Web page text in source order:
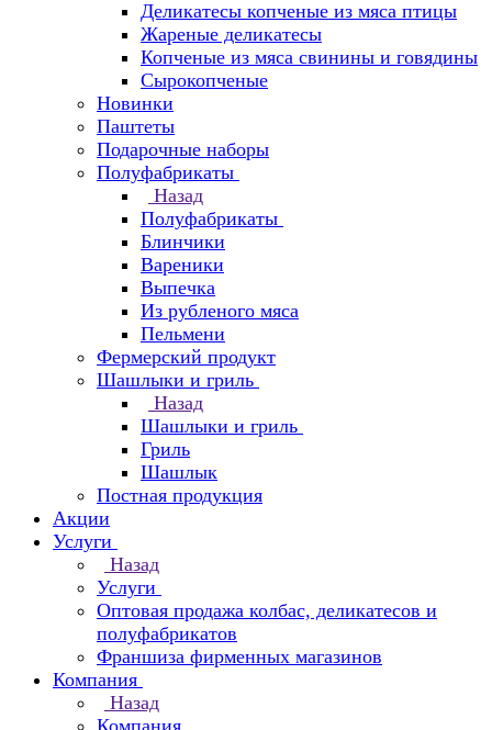
Деликатесы копченые из мяса птицы
Жареные деликатесы
Копченые из мяса свинины и говядины
Сырокопченые
Новинки
Паштеты
Подарочные наборы
Полуфабрикаты
Назад
Полуфабрикаты
Блинчики
Вареники
Выпечка
Из рубленого мяса
Пельмени
Фермерский продукт
Шашлыки и гриль
Назад
Шашлыки и гриль
Гриль
Шашлык
Постная продукция
Акции
Услуги
Назад
Услуги
Оптовая продажа колбас, деликатесов и
полуфабрикатов
Франшиза фирменных магазинов
Компания
Назад
Компания